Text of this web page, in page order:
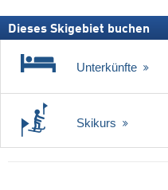
Dieses Skigebiet buchen
Unterkünfte
Skikurs